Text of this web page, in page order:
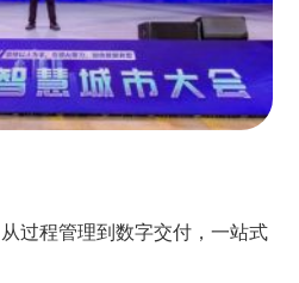
过程管理到数字交付，一站式